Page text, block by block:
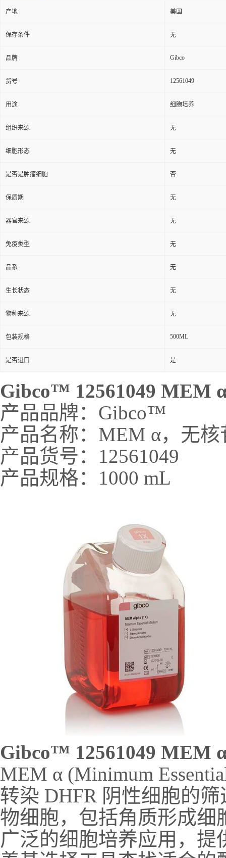
产地 美国
保存条件 无
品牌 Gibco
货号 12561049
用途 细胞培养
组织来源 无
细胞形态 无
是否是肿瘤细胞 否
保质期 无
器官来源 无
免疫类型 无
品系 无
生长状态 无
物种来源 无
包装规格 500ML
是否进口 是
Gibco™ 12561049 MEM
产品品牌：Gibco™
产品名称：MEM α，无核
产品货号：12561049
产品规格：1000 mL
Gibco™ 12561049 MEM
MEM α (Minimum
转染 DHFR 阴性细胞的
物细胞，包括角质形成细
广泛的细胞培养应用，